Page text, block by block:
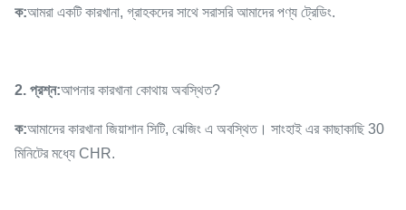
ক:আমরা একটি কারখানা, গ্রাহকদের সাথে সরাসরি আমাদের পণ্য ট্রেডিং.
2. প্রশ্ন:আপনার কারখানা কোথায় অবস্থিত?
ক:আমাদের কারখানা জিয়াশান সিটি, ঝেজিং এ অবস্থিত। সাংহাই এর কাছাকাছি 30
মিনিটের মধ্যে CHR.